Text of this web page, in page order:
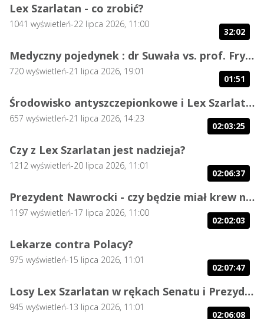
Lex Szarlatan - co zrobić?
1041 wyświetleń-22 lipca 2026, 11:00
32:02
Medyczny pojedynek : dr Suwała vs. prof. Frydrychowski
720 wyświetleń-21 lipca 2026, 19:01
01:51
Środowisko antyszczepionkowe i Lex Szarlatan
657 wyświetleń-21 lipca 2026, 14:23
02:03:25
Czy z Lex Szarlatan jest nadzieja?
1212 wyświetleń-20 lipca 2026, 11:01
02:06:37
Prezydent Nawrocki - czy będzie miał krew na rękach?
1197 wyświetleń-17 lipca 2026, 11:00
02:02:03
Lekarze contra Polacy?
975 wyświetleń-15 lipca 2026, 11:01
02:07:47
Losy Lex Szarlatan w rękach Senatu i Prezydenta.
945 wyświetleń-13 lipca 2026, 11:01
02:06:08